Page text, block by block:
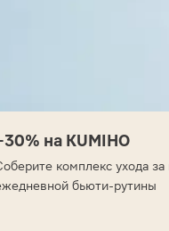
на KUMIHO
комплекс ухода
бьюти-рутины